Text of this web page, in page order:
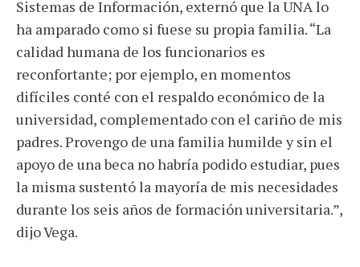
Sistemas de Información, externó que la UNA lo
ha amparado como si fuese su propia familia. “La
calidad humana de los funcionarios es
reconfortante; por ejemplo, en momentos
difíciles conté con el respaldo económico de la
universidad, complementado con el cariño de mis
padres. Provengo de una familia humilde y sin el
apoyo de una beca no habría podido estudiar, pues
la misma sustentó la mayoría de mis necesidades
durante los seis años de formación universitaria.”,
dijo Vega.